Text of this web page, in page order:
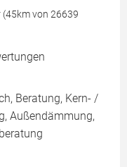
(45km von 26639
Beratung, Kern- /
Außendämmung,